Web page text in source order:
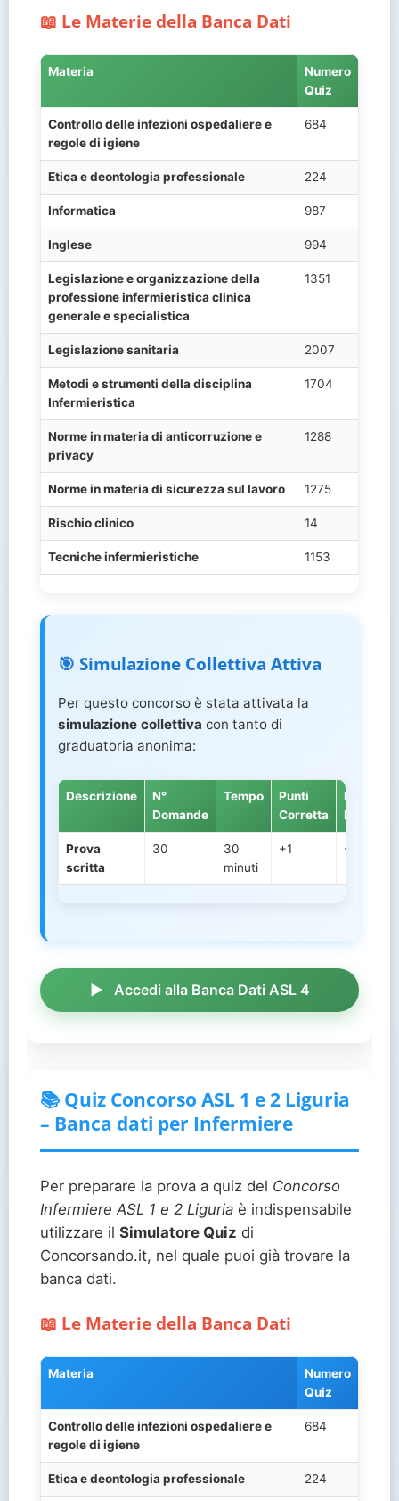
📖 Le Materie della Banca Dati
Materia
Numero
Quiz
Controllo delle infezioni ospedaliere e
regole di igiene
684
Etica e deontologia professionale 224
Informatica 987
Inglese 994
Legislazione e organizzazione della
professione infermieristica clinica
generale e specialistica
1351
Legislazione sanitaria 2007
Metodi e strumenti della disciplina
Infermieristica
1704
Norme in materia di anticorruzione e
privacy
1288
Norme in materia di sicurezza sul lavoro 1275
Rischio clinico 14
Tecniche infermieristiche 1153
🎯 Simulazione Collettiva Attiva
Per questo concorso è stata attivata la
simulazione collettiva con tanto di
graduatoria anonima:
Descrizione
N°
Domande
Tempo
Punti
Corretta
Punti
Mancata
Prova
scritta
30
30
minuti
+1 -0.33
Accedi alla Banca Dati ASL 4
📚 Quiz Concorso ASL 1 e 2 Liguria
– Banca dati per Infermiere
Per preparare la prova a quiz del Concorso
Infermiere ASL 1 e 2 Liguria è indispensabile
utilizzare il Simulatore Quiz di
Concorsando.it, nel quale puoi già trovare la
banca dati.
📖 Le Materie della Banca Dati
Materia
Numero
Quiz
Controllo delle infezioni ospedaliere e
regole di igiene
684
Etica e deontologia professionale 224